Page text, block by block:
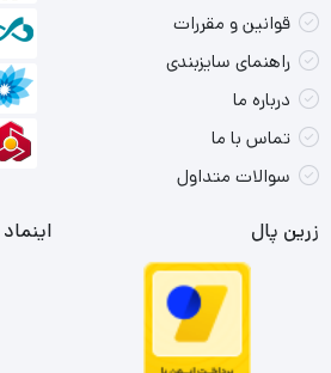
قوانین و مقررات
راهنمای سایزبندی
درباره ما
تماس با ما
سوالات متداول
زرین پال اینماد